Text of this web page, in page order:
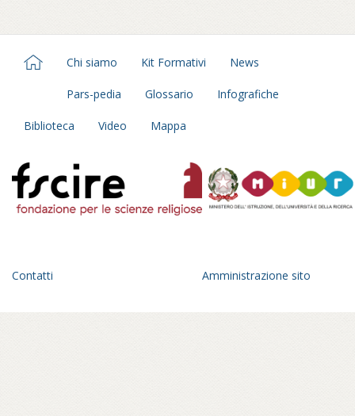
Chi siamo Kit Formativi News
Pars-pedia Glossario Infografiche
Biblioteca Video Mappa
Contatti Amministrazione sito